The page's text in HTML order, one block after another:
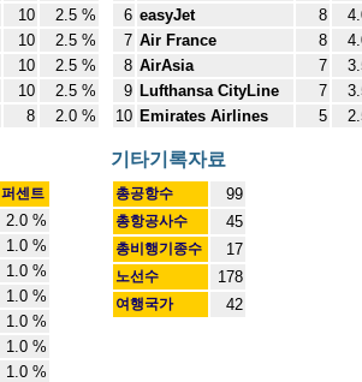
10
2.5 %
10
2.5 %
10
2.5 %
10
2.5 %
8 2.0 %
6 easyJet 8
7 Air France 8
8 AirAsia 7
9 Lufthansa CityLine 7
10 Emirates Airlines 5
퍼센트
2.0 %
1.0 %
1.0 %
1.0 %
1.0 %
1.0 %
1.0 %
기타기록자료
총공항수 99
총항공사수 45
총비행기종수 17
노선수 178
여행국가 42